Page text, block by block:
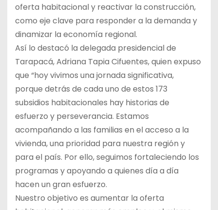
oferta habitacional y reactivar la construcción,
como eje clave para responder a la demanda y
dinamizar la economía regional.
Así lo destacó la delegada presidencial de
Tarapacá, Adriana Tapia Cifuentes, quien expuso
que “hoy vivimos una jornada significativa,
porque detrás de cada uno de estos 173
subsidios habitacionales hay historias de
esfuerzo y perseverancia. Estamos
acompañando a las familias en el acceso a la
vivienda, una prioridad para nuestra región y
para el país. Por ello, seguimos fortaleciendo los
programas y apoyando a quienes día a día
hacen un gran esfuerzo.
Nuestro objetivo es aumentar la oferta